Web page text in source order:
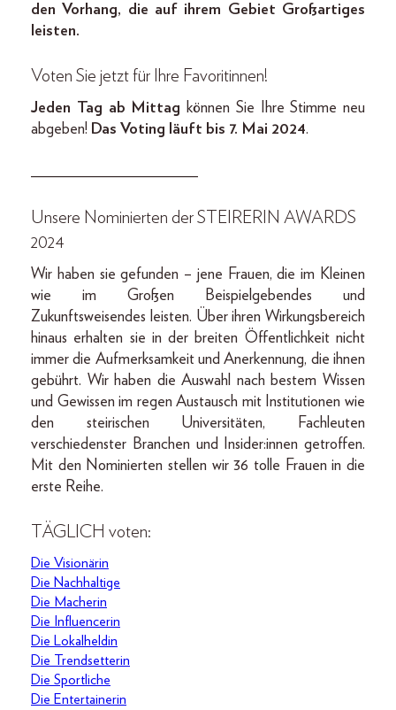
den Vorhang, die auf ihrem Gebiet Großartiges
leisten.
Voten Sie jetzt für Ihre Favoritinnen!
Jeden Tag ab Mittag können Sie Ihre Stimme neu
abgeben! Das Voting läuft bis 7. Mai 2024.
_____________________
Unsere Nominierten der STEIRERIN AWARDS
2024
Wir haben sie gefunden – jene Frauen, die im Kleinen
wie im Großen Beispielgebendes und
Zukunftsweisendes leisten. Über ihren Wirkungsbereich
hinaus erhalten sie in der breiten Öffentlichkeit nicht
immer die Aufmerksamkeit und Anerkennung, die ihnen
gebührt. Wir haben die Auswahl nach bestem Wissen
und Gewissen im regen Austausch mit Institutionen wie
den steirischen Universitäten, Fachleuten
verschiedenster Branchen und Insider:innen getroffen.
Mit den Nominierten stellen wir 36 tolle Frauen in die
erste Reihe.
TÄGLICH voten:
Die Visionärin
Die Nachhaltige
Die Macherin
Die Influencerin
Die Lokalheldin
Die Trendsetterin
Die Sportliche
Die Entertainerin